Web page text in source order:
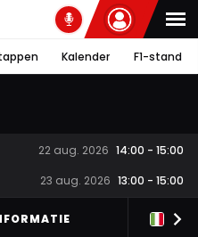
Kalender F1-stand
22 aug. 2026 14:00 - 15:00
23 aug. 2026 13:00 - 15:00